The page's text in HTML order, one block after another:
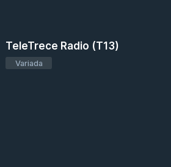
TeleTrece Radio (T13)
Variada